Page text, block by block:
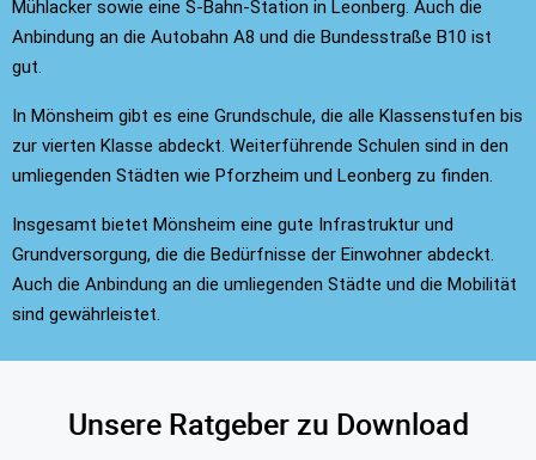
Mühlacker sowie eine S-Bahn-Station in Leonberg. Auch die
Anbindung an die Autobahn A8 und die Bundesstraße B10 ist
gut.
In Mönsheim gibt es eine Grundschule, die alle Klassenstufen bis
zur vierten Klasse abdeckt. Weiterführende Schulen sind in den
umliegenden Städten wie Pforzheim und Leonberg zu finden.
Insgesamt bietet Mönsheim eine gute Infrastruktur und
Grundversorgung, die die Bedürfnisse der Einwohner abdeckt.
Auch die Anbindung an die umliegenden Städte und die Mobilität
sind gewährleistet.
Unsere Ratgeber zu Download